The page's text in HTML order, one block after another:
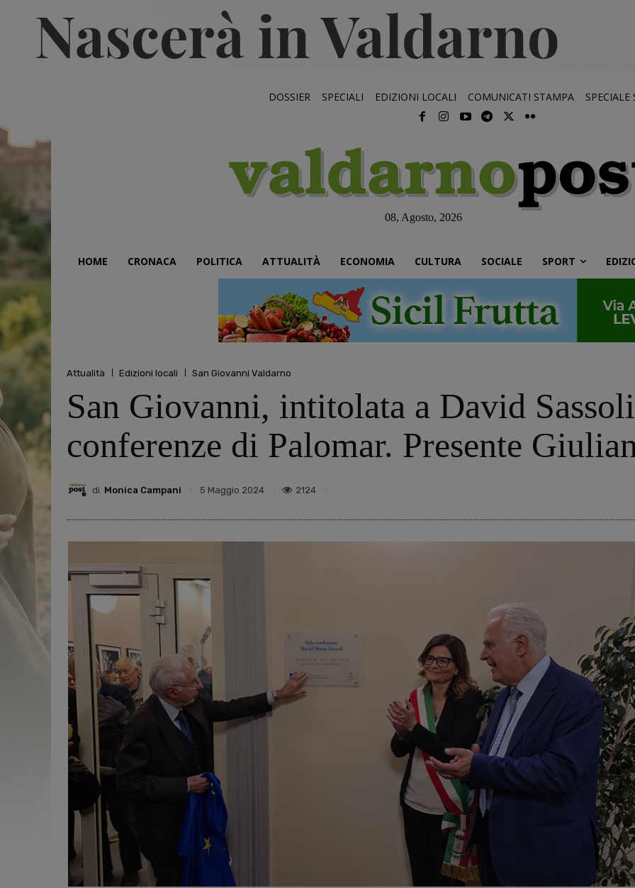
DOSSIER SPECIALI EDIZIONI LOCALI COMUNICATI STAMPA SPECIALE
08, Agosto, 2026
HOME CRONACA POLITICA ATTUALITÀ ECONOMIA CULTURA SOCIALE SPORT
Attualità Edizioni locali San Giovanni Valdarno
San Giovanni, intitolata a David
conferenze di Palomar. Presente
di Monica Campani 5 Maggio 2024 2124